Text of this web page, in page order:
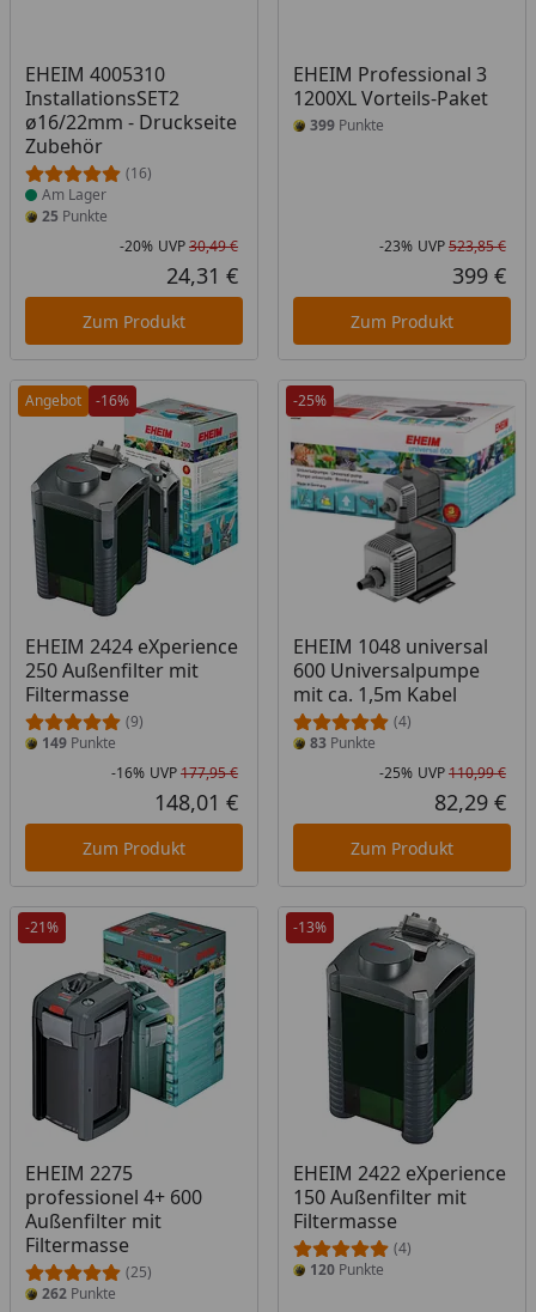
EHEIM 4005310
InstallationsSET2
ø16/22mm - Druckseite
Zubehör
(16)
Produkt am Lager
Am Lager
25 Punkte
Rabatt in Prozent
-20%
Ursprünglicher Preis
UVP30,49 €
Aktueller Preis
24,31 €
Zum Produkt
EHEIM Professional 3
1200XL Vorteils-Paket
399Punkte
-23% UVP523,85 €
399 €
Zum Produkt
Angebot -16%
EHEIM 2424 eXperience
250 Außenfilter mit
Filtermasse
(9)
149 Punkte
Rabatt in Prozent
-16%
Ursprünglicher Preis
UVP177,95 €
Aktueller Preis
148,01 €
Zum Produkt
-25%
EHEIM 1048 universal
600 Universalpumpe
mit ca. 1,5m Kabel
(4)
83Punkte
-25% UVP110,99 €
82,29 €
Zum Produkt
-21%
EHEIM 2275
professionel 4+ 600
Außenfilter mit
Filtermasse
(25)
262 Punkte
-13%
EHEIM 2422 eXperience
150 Außenfilter mit
Filtermasse
(4)
120Punkte